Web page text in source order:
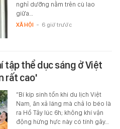
nghỉ dưỡng nằm trên cù lao
giữa…
XÃ HỘI - 6 giờ trước
tập thể dục sáng ở Việt
rất cao'
“Bí kíp sinh tồn khi du lịch Việt
Nam, ăn xả láng mà chả lo béo là
ra Hồ Tây lúc 6h; không khí vận
động hừng hực này có tính gây…